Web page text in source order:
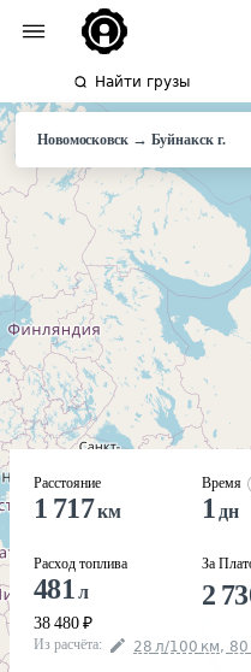
Найти грузы
Новомосковск→ Буйнакск г.
Расстояние
1 717км
Расход топлива
481 л
38 480 ₽
Время
1 дн
За
2
Из расчёта: 28 л/100 км, 80